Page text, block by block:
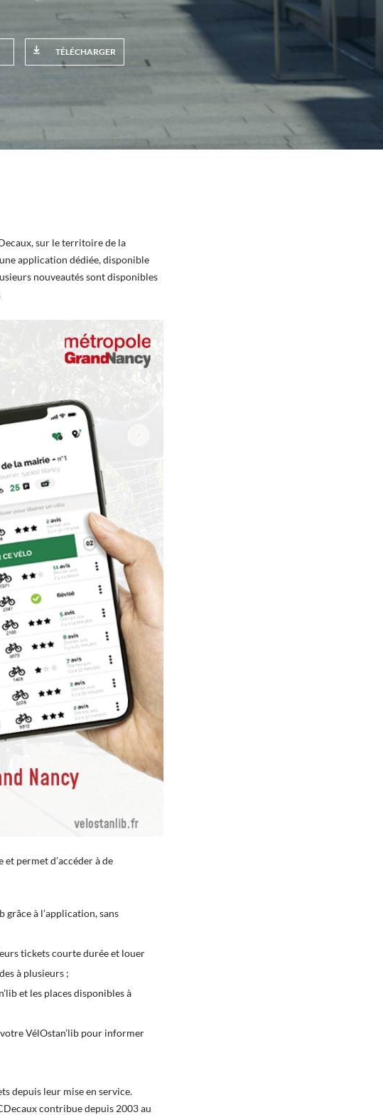
TÉLÉCHARGER
sur le territoire de la
application dédiée, disponible
nouveautés sont disponibles
permet d’accéder à de
grâce à l’application, sans
tickets courte durée et louer
à plusieurs ;
et les places disponibles à
VélOstan’lib pour informer
depuis leur mise en service.
contribue depuis 2003 au